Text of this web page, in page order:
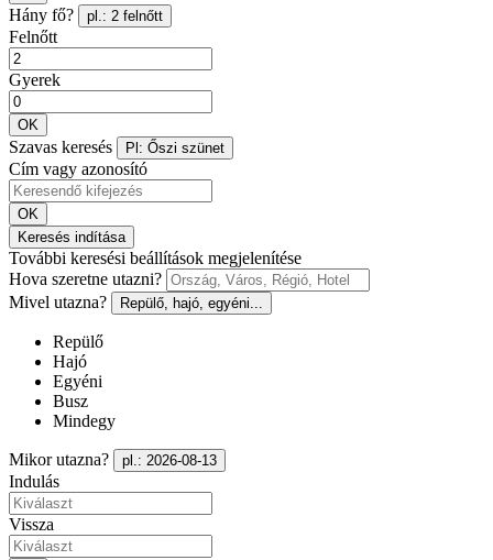
Hány fő? pl.: 2 felnőtt
Felnőtt
Gyerek
OK
Szavas keresés Pl: Őszi szünet
Cím vagy azonosító
OK
Keresés indítása
További keresési beállítások megjelenítése
Hova szeretne utazni?
Mivel utazna?
Repülő, hajó, egyéni...
Repülő
Hajó
Egyéni
Busz
Mindegy
Mikor utazna? pl.: 2026-08-13
Indulás
Vissza